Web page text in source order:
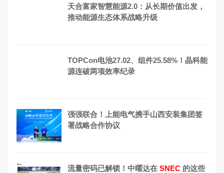
天合富家智慧能源2.0：从长期价值出发，
推动能源生态体系战略升级
TOPCon电池27.02、组件25.58%！晶科能
源连破两项效率纪录
强强联合！上能电气携手山西安装集团签
署战略合作协议
流量密码已解锁！中曜达在 SNEC 的这些